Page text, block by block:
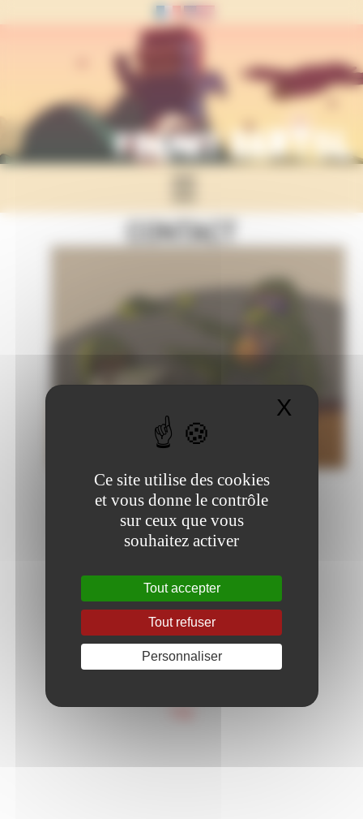
Panneau de gestion des cookies
Ce site utilise des cookies
et vous donne le contrôle
sur ceux que vous
souhaitez activer
Tout accepter
Tout refuser
Personnaliser
X
CONTACT
franky [a] franky-bartol.net
top